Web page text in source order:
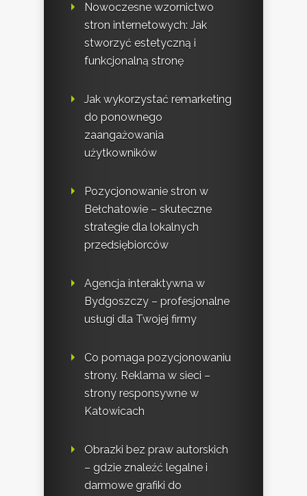
Nowoczesne wzornictwo
stron internetowych: Jak
stworzyć estetyczną i
funkcjonalną stronę
Jak wykorzystać remarketing
do ponownego
zaangażowania
użytkowników
Pozycjonowanie stron w
Bełchatowie – skuteczne
strategie dla lokalnych
przedsiębiorców
Agencja interaktywna w
Bydgoszczy – profesjonalne
usługi dla Twojej firmy
Co pomaga pozycjonowaniu
strony. Reklama w sieci –
strony responsywne w
Katowicach
Obrazki bez praw autorskich
– gdzie znaleźć legalne i
darmowe grafiki do